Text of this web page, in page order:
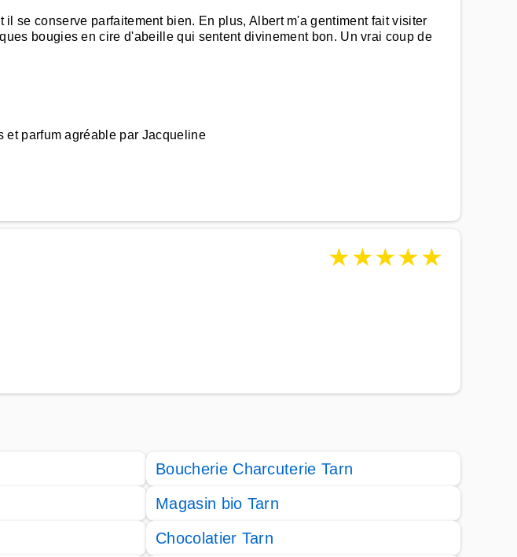
se conserve parfaitement bien. En plus, Albert m'a gentiment fait visiter
bougies en cire d'abeille qui sentent divinement bon. Un vrai coup de
et parfum agréable par Jacqueline
★★★★★
Boucherie Charcuterie Tarn
Magasin bio Tarn
Chocolatier Tarn